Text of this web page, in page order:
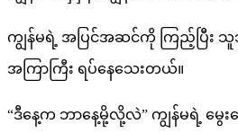
ကျွန်မရဲ့ အပြင်အဆင်ကို ကြည့်ပြီး
အကြာကြီး ရပ်နေသေးတယ်။
“ဒီနေ့က ဘာနေ့မို့လို့လဲ” ကျွန်မရဲ့ မွေးန